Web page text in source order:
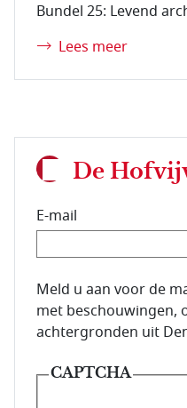
Bundel 25: Levend
Lees meer
De
E-mail
E-mailadres van de
Meld u aan voor de
met beschouwingen,
achtergronden uit
CAPTCHA